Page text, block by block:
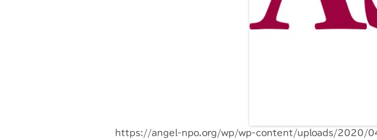
https://angel-npo.org/wp/wp-content/uploads/2020/